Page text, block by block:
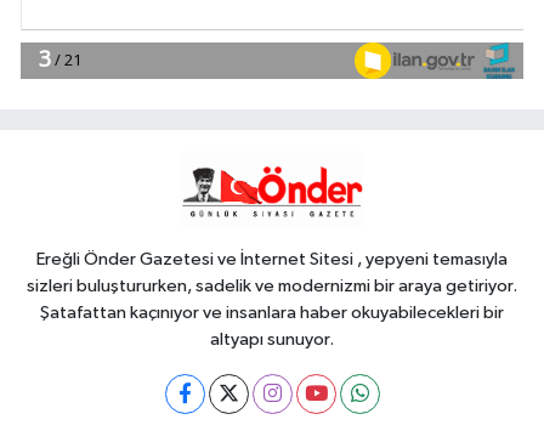
11:37 ELLERİNİZE SAĞLIK...
Ereğli Önder Gazetesi ve İnternet Sitesi , yepyeni temasıyla
sizleri buluştururken, sadelik ve modernizmi bir araya getiriyor.
Şatafattan kaçınıyor ve insanlara haber okuyabilecekleri bir
altyapı sunuyor.